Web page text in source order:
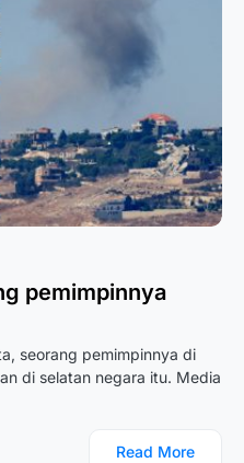
pemimpinnya
seorang pemimpinnya di
di selatan negara itu. Media
Read More